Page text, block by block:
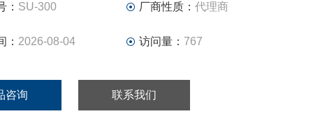
： SU-300 厂商性质： 代理商
： 2026-08-04 访问量： 767
咨询 联系我们